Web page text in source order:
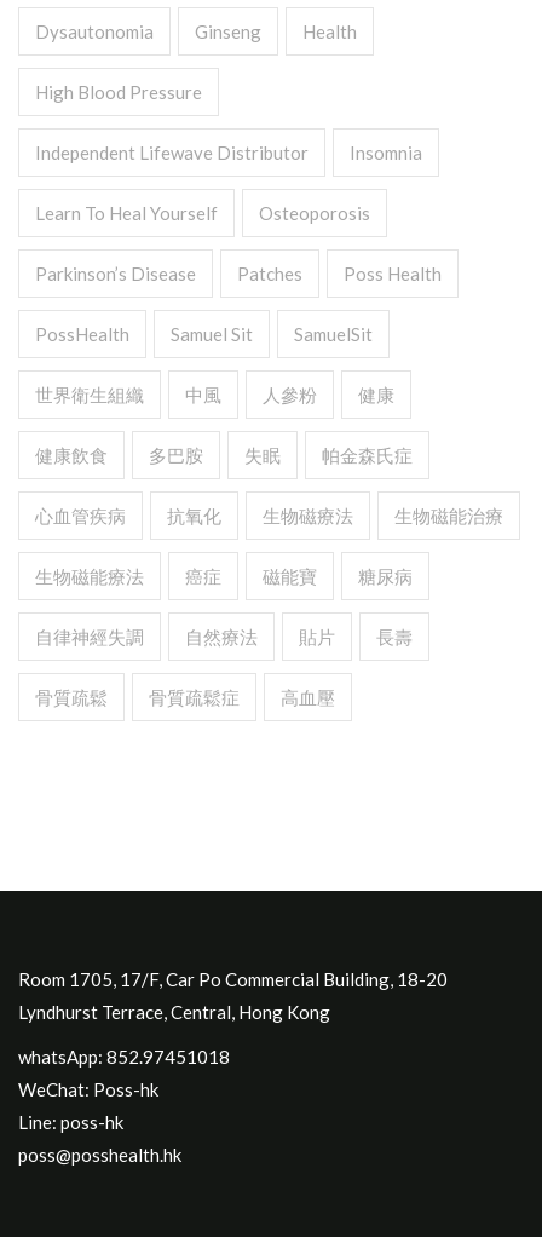
Dysautonomia Ginseng Health
High Blood Pressure
Independent Lifewave Distributor Insomnia
Learn To Heal Yourself Osteoporosis
Parkinson’s Disease Patches Poss Health
PossHealth Samuel Sit SamuelSit
世界衛生組織 中風 人參粉 健康
健康飲食 多巴胺 失眠 帕金森氏症
心血管疾病 抗氧化 生物磁療法 生物磁能治療
生物磁能療法 癌症 磁能寶 糖尿病
自律神經失調 自然療法 貼片 長壽
骨質疏鬆 骨質疏鬆症 高血壓
Room 1705, 17/F, Car Po Commercial Building, 18-20
Lyndhurst Terrace, Central, Hong Kong
whatsApp: 852.97451018
WeChat: Poss-hk
Line: poss-hk
poss@posshealth.hk